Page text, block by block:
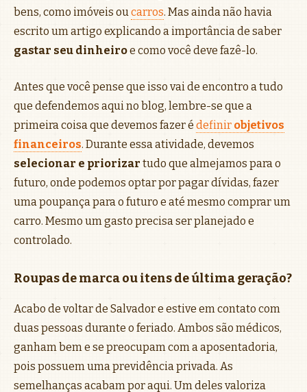
bens, como imóveis oucarros. Mas ainda não havia
escrito um artigo explicando a importância de saber
gastar seu dinheiroe como você deve fazê-lo.
Antes que você pense que isso vai de encontro a tudo
que defendemos aqui no blog, lembre-se que a
primeira coisa que devemos fazer é definir objetivos
financeiros. Durante essa atividade, devemos
selecionar e priorizar tudo que almejamos para o
futuro, onde podemos optar por pagar dívidas, fazer
uma poupança para o futuro e até mesmo comprar um
carro. Mesmo um gasto precisa ser planejado e
controlado.
Roupas de marca ou itens de última geração?
Acabo de voltar de Salvador e estive em contato com
duas pessoas durante o feriado. Ambos são médicos,
ganham bem e se preocupam com a aposentadoria,
pois possuem uma previdência privada. As
semelhanças acabam por aqui. Um deles valoriza